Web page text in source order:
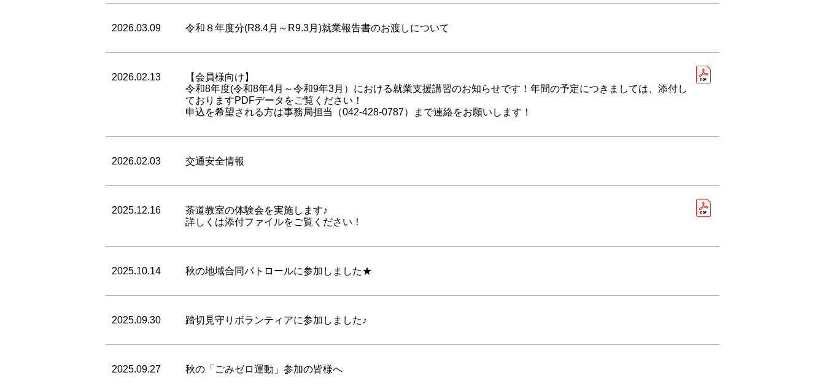
2026.03.09 令和８年度分(R8.4月～R9.3月)就業報告書のお渡しについて
2026.02.13
【会員様向け】
令和8年度(令和8年4月～令和9年3月）における就業支援講習のお知らせです！年間の予定につきましては、添付し
ておりますPDFデータをご覧ください！
申込を希望される方は事務局担当（042-428-0787）まで連絡をお願いします！
2026.02.03 交通安全情報
2025.12.16
茶道教室の体験会を実施します♪
詳しくは添付ファイルをご覧ください！
2025.10.14 秋の地域合同パトロールに参加しました★
2025.09.30 踏切見守りボランティアに参加しました♪
2025.09.27 秋の「ごみゼロ運動」参加の皆様へ